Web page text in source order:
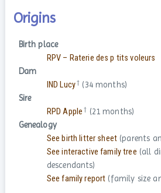
Origins
Birth place
RPV – Raterie des p tits voleurs
Dam
IND Lucy† (34 months)
Sire
RPD Apple † (21 months)
Genealogy
See birth litter sheet (parents
See interactive family tree (all
descendants)
See family report (family size